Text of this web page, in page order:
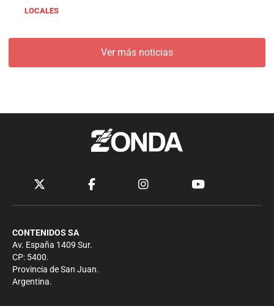
LOCALES
Ver más noticias
CONTENIDOS SA
Av. España 1409 Sur.
CP: 5400.
Provincia de San Juan.
Argentina.